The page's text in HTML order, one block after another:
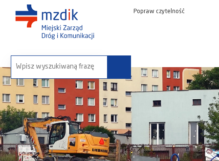
Popraw czytelność
wyszukaj na stronie: